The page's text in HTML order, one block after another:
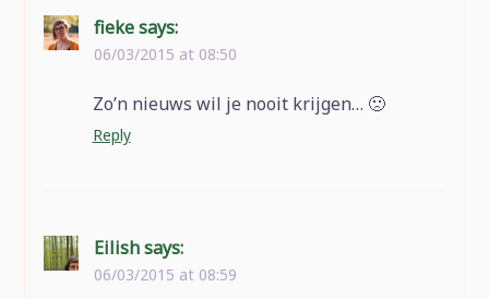
fieke says:
06/03/2015 at 08:50
Zo’n nieuws wil je nooit krijgen… 🙁
Reply
Eilish says:
06/03/2015 at 08:59